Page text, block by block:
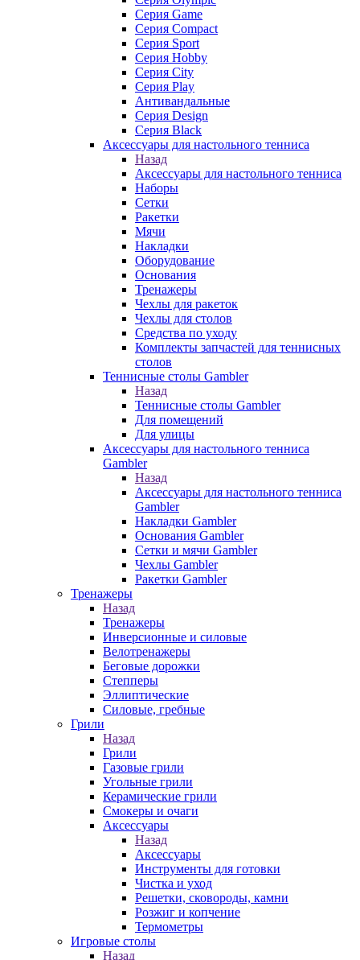
Серия Game
Серия Compact
Серия Sport
Серия Hobby
Серия City
Серия Play
Антивандальные
Серия Design
Серия Black
Аксессуары для настольного тенниса
Назад
Аксессуары для настольного тенниса
Наборы
Сетки
Ракетки
Мячи
Накладки
Оборудование
Основания
Тренажеры
Чехлы для ракеток
Чехлы для столов
Средства по уходу
Комплекты запчастей для теннисных
столов
Теннисные столы Gambler
Назад
Теннисные столы Gambler
Для помещений
Для улицы
Аксессуары для настольного тенниса
Gambler
Назад
Аксессуары для настольного тенниса
Gambler
Накладки Gambler
Основания Gambler
Сетки и мячи Gambler
Чехлы Gambler
Ракетки Gambler
Тренажеры
Назад
Тренажеры
Инверсионные и силовые
Велотренажеры
Беговые дорожки
Степперы
Эллиптические
Силовые, гребные
Грили
Назад
Грили
Газовые грили
Угольные грили
Керамические грили
Смокеры и очаги
Аксессуары
Назад
Аксессуары
Инструменты для готовки
Чистка и уход
Решетки, сковороды, камни
Розжиг и копчение
Термометры
Игровые столы
Назад